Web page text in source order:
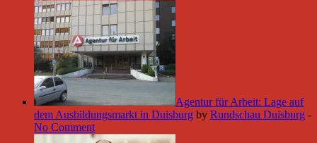
Agentur für Arbeit: Lage auf
dem Ausbildungsmarkt in Duisburg by Rundschau Duisburg -
No Comment